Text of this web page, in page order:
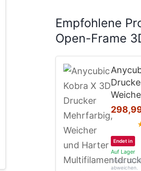
Empfohlene
Open-Frame
Endet in
Auf Lager
Stand:
abweichen.